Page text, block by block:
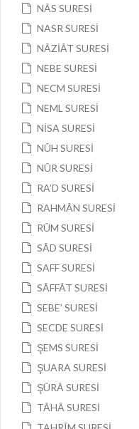
NÂS SURESİ
NASR SURESİ
NÂZİÂT SURESİ
NEBE SURESİ
NECM SURESİ
NEML SURESİ
NİSA SURESİ
NÛH SURESİ
NÛR SURESİ
RA’D SURESİ
RAHMÂN SURESİ
RÛM SURESİ
SÂD SURESİ
SAFF SURESİ
SÂFFÂT SURESİ
SEBE’ SURESİ
SECDE SURESİ
ŞEMS SURESİ
ŞUARA SURESİ
ŞÛRÂ SURESİ
TÂHÂ SURESİ